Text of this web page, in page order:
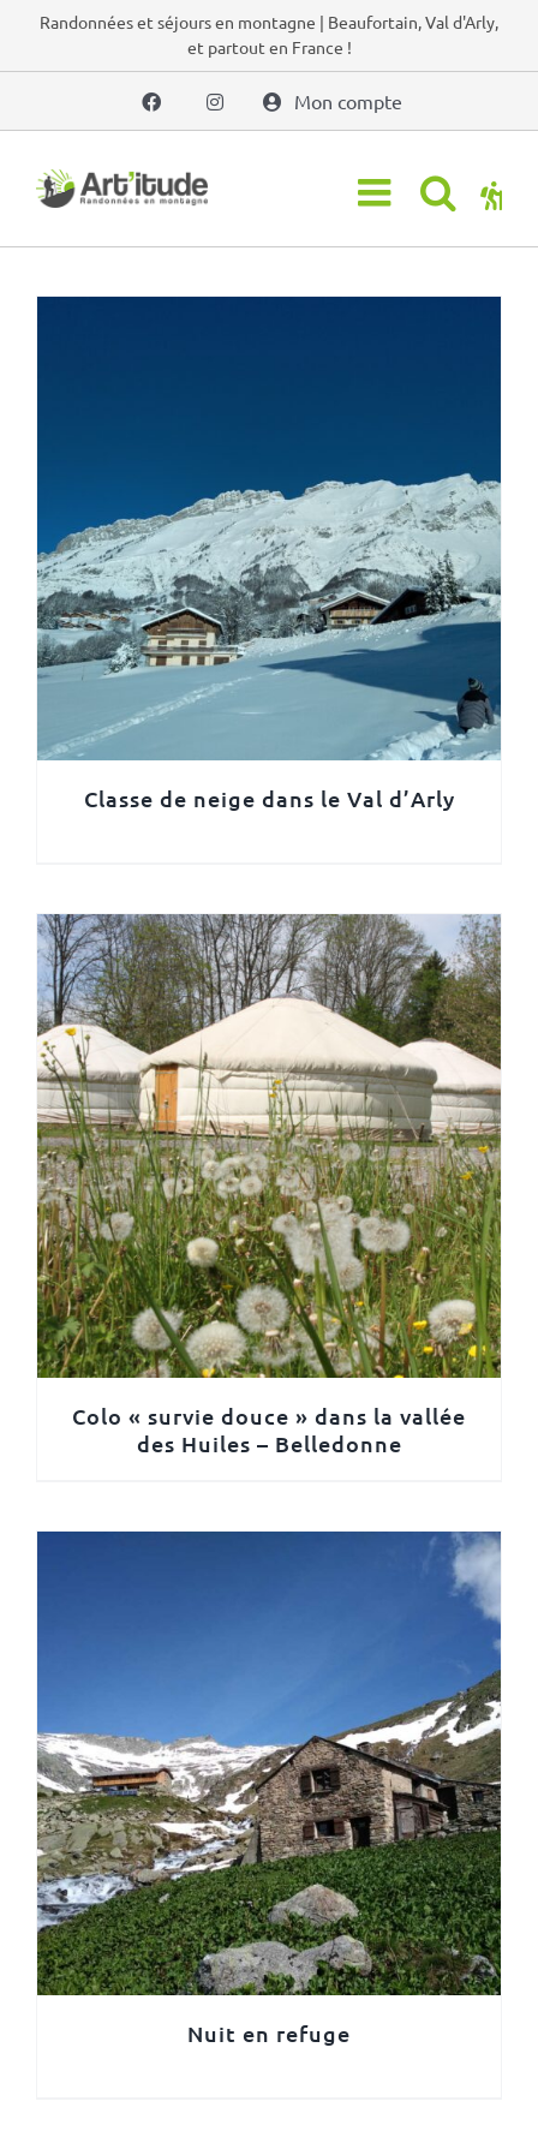
PasserRandonnées et séjours en montagne | Beaufortain, Val d'Arly,
et partout en France !
Mon compte
Classe de neige dans le Val d’Arly
Colo « survie douce » dans la vallée
des Huiles – Belledonne
Nuit en refuge